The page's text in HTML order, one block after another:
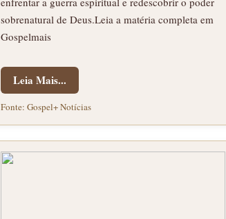
sobrenatural de Deus.Leia a matéria completa em
Gospelmais
Leia Mais...
Fonte: Gospel+ Notícias